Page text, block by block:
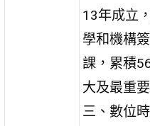
13年成立
學和機構
課，累積
大及最重
三、數位